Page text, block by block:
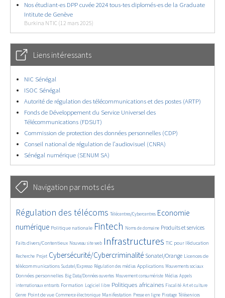
Nos étudiant-es DPP cuvée 2024 tous-tes diplomés-es de la Graduate
Intitute de Genève
Burkina NTIC (12 mars 2025)
Liens intéressants
NIC Sénégal
ISOC Sénégal
Autorité de régulation des télécommunications et des postes (ARTP)
Fonds de Développement du Service Universel des
Télécommunications (FDSUT)
Commission de protection des données personnelles (CDP)
Conseil national de régulation de l’audiovisuel (CNRA)
Sénégal numérique (SENUM SA)
Navigation par mots clés
4629/5557
Régulation des télécoms
362/5557 Télécentres/Cybercentres
3737/5557
Economie
numérique
1862/5557 Politique nationale
5162/5557 Fintech
676/5557 Noms de domaine
2442/5557 Produits et services
1596/5557
Faits divers/Contentieux Nouveau site web Infrastructures TIC pour l’éducation
Recherche
247/5557Projet
3536/5557 Cybersécurité/Cybercriminalité
2303/5557 Sonatel/Orange
1611/5557
Licences de
télécommunications
299/5557 Sudatel/Expresso
1015/5557 Régulation des médias
1512/5557 Applications
1103/5557 Mouvements sociaux
1664/5557
Données personnelles
146/5557 Big Data/Données ouvertes
620/5557 Mouvement consumériste
366/5557 Médias
703/5557
Appels
internationaux entrants
1749/5557 Formation
94/5557 Logiciel libre
2615/5557 Politiques africaines
1103/5557 Fiscalité
175/5557 Art et culture
647/5557
Genre
1840/5557Point de vue
1044/5557 Commerce électronique
1575/5557 Manifestation
337/5557 Presse en ligne
129/5557 Piratage
208/5557 Téléservices
1225/5557